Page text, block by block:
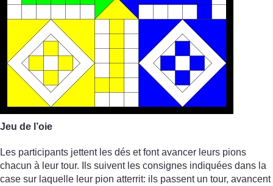
Jeu de l’oie
Les participants jettent les dés et font avancer leurs pions
chacun à leur tour. Ils suivent les consignes indiquées dans la
case sur laquelle leur pion atterrit: ils passent un tour, avancent